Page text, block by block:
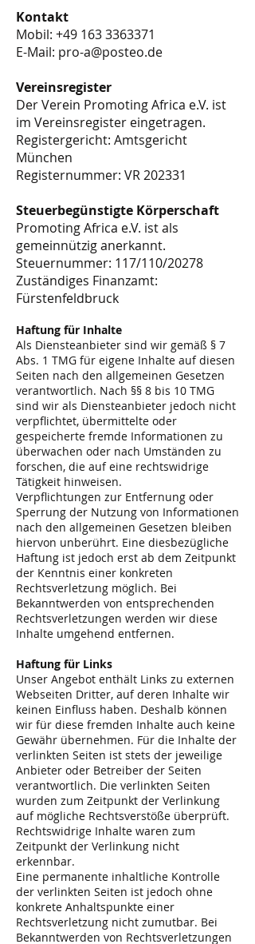
Kontakt
Mobil: +49 163 3363371
E-Mail: pro-a@posteo.de
Vereinsregister
Der Verein Promoting Africa e.V. ist
im Vereinsregister eingetragen.
Registergericht: Amtsgericht
München
Registernummer: VR 202331
Steuerbegünstigte Körperschaft
Promoting Africa e.V. ist als
gemeinnützig anerkannt.
Steuernummer: 117/110/20278
Zuständiges Finanzamt:
Fürstenfeldbruck
Haftung für Inhalte
Als Diensteanbieter sind wir gemäß § 7
Abs. 1 TMG für eigene Inhalte auf diesen
Seiten nach den allgemeinen Gesetzen
verantwortlich. Nach §§ 8 bis 10 TMG
sind wir als Diensteanbieter jedoch nicht
verpflichtet, übermittelte oder
gespeicherte fremde Informationen zu
überwachen oder nach Umständen zu
forschen, die auf eine rechtswidrige
Tätigkeit hinweisen.
Verpflichtungen zur Entfernung oder
Sperrung der Nutzung von Informationen
nach den allgemeinen Gesetzen bleiben
hiervon unberührt. Eine diesbezügliche
Haftung ist jedoch erst ab dem Zeitpunkt
der Kenntnis einer konkreten
Rechtsverletzung möglich. Bei
Bekanntwerden von entsprechenden
Rechtsverletzungen werden wir diese
Inhalte umgehend entfernen.
Haftung für Links
Unser Angebot enthält Links zu externen
Webseiten Dritter, auf deren Inhalte wir
keinen Einfluss haben. Deshalb können
wir für diese fremden Inhalte auch keine
Gewähr übernehmen. Für die Inhalte der
verlinkten Seiten ist stets der jeweilige
Anbieter oder Betreiber der Seiten
verantwortlich. Die verlinkten Seiten
wurden zum Zeitpunkt der Verlinkung
auf mögliche Rechtsverstöße überprüft.
Rechtswidrige Inhalte waren zum
Zeitpunkt der Verlinkung nicht
erkennbar.
Eine permanente inhaltliche Kontrolle
der verlinkten Seiten ist jedoch ohne
konkrete Anhaltspunkte einer
Rechtsverletzung nicht zumutbar. Bei
Bekanntwerden von Rechtsverletzungen